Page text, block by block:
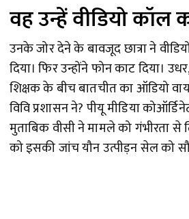
वह उन्हें वीडियो कॉल
उनके जोर देने के बावजूद छात्रा ने
दिया। फिर उन्होंने फोन काट दिया।
शिक्षक के बीच बातचीत का ऑडियो
विवि प्रशासन ने? पीयू मीडिया
मुताबिक वीसी ने मामले को गंभीरता से
को इसकी जांच यौन उत्पीड़न सेल को